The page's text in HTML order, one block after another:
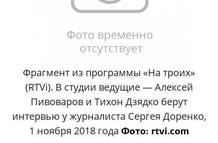
Фрагмент из программы «На троих»
(RTVi). В студии ведущие — Алексей
Пивоваров и Тихон Дзядко берут
интервью у журналиста Сергея Доренко,
1 ноября 2018 года Фото: rtvi.com